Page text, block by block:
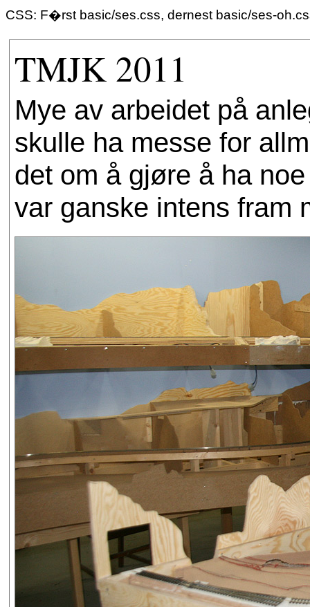
CSS: F�rst basic/ses.css, dernest basic/ses-
TMJK 2011
Mye av arbeidet på
skulle ha messe for
det om å gjøre å ha
var ganske intens fram